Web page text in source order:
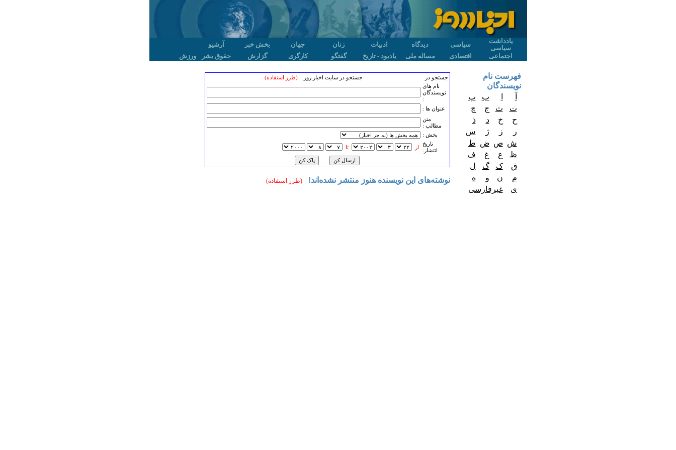
یادداشت
سیاسی
سیاسی دیدگاه ادبیات زنان جهان بخش خبر
آرشیو
اجتماعی
اقتصادی مساله ملی یادبود - تاریخ گفتگو کارگری گزارش حقوق بشر ورزش
جستجو در جستجو در سایت اخبار روز(طرز استفاده)
نام های
نویسندگان
:
عنوان ها :
متن
مطالب :
بخش :
تاريخ
انتشار:
از تا
نوشته‌های این نویسنده هنوز منتشر نشده‌اند! (طرز استفاده)
فهرست نام
نویسندگان
ب
پ
ت
ث ج
چ
ح
خ د
ذ
ر
ز ژ
س
ش ص ض ط
ظ
ع غ
ف
ق
ک گ
ل
م
ن و
ه
ی
غیرفارسی